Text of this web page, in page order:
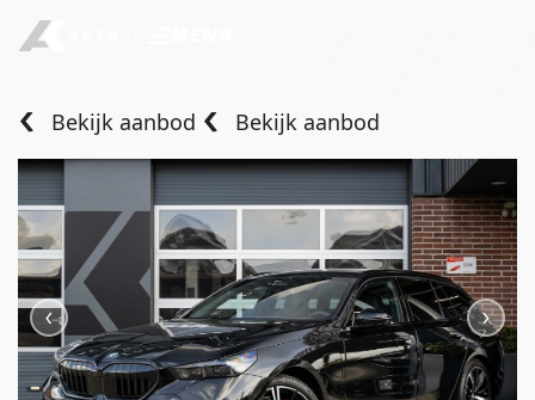
Diensten
Over ons
Verkocht
Contact
Bekijk aanbod Bekijk aanbod